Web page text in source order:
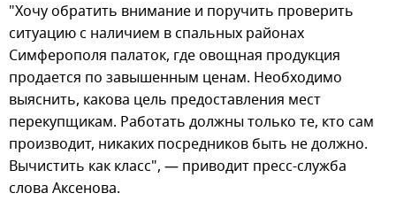
"Хочу обратить внимание и поручить проверить
ситуацию с наличием в спальных районах
Симферополя палаток, где овощная продукция
продается по завышенным ценам. Необходимо
выяснить, какова цель предоставления мест
перекупщикам. Работать должны только те, кто сам
производит, никаких посредников быть не должно.
Вычистить как класс", — приводит пресс-служба
слова Аксенова.